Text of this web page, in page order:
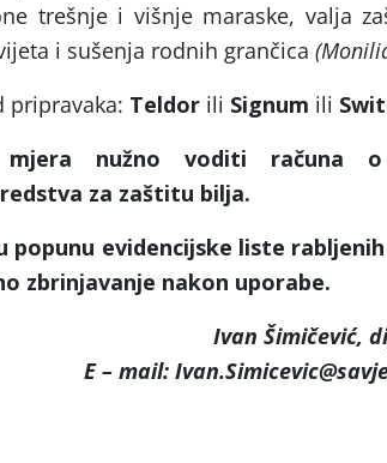
trešnje i višnje maraske, valja
i sušenja rodnih grančica
pripravaka: Teldor ili Signum ili
mjera nužno voditi računa
za zaštitu bilja.
popunu evidencijske liste
zbrinjavanje nakon uporabe.
Ivan Šimičević,
E – mail: